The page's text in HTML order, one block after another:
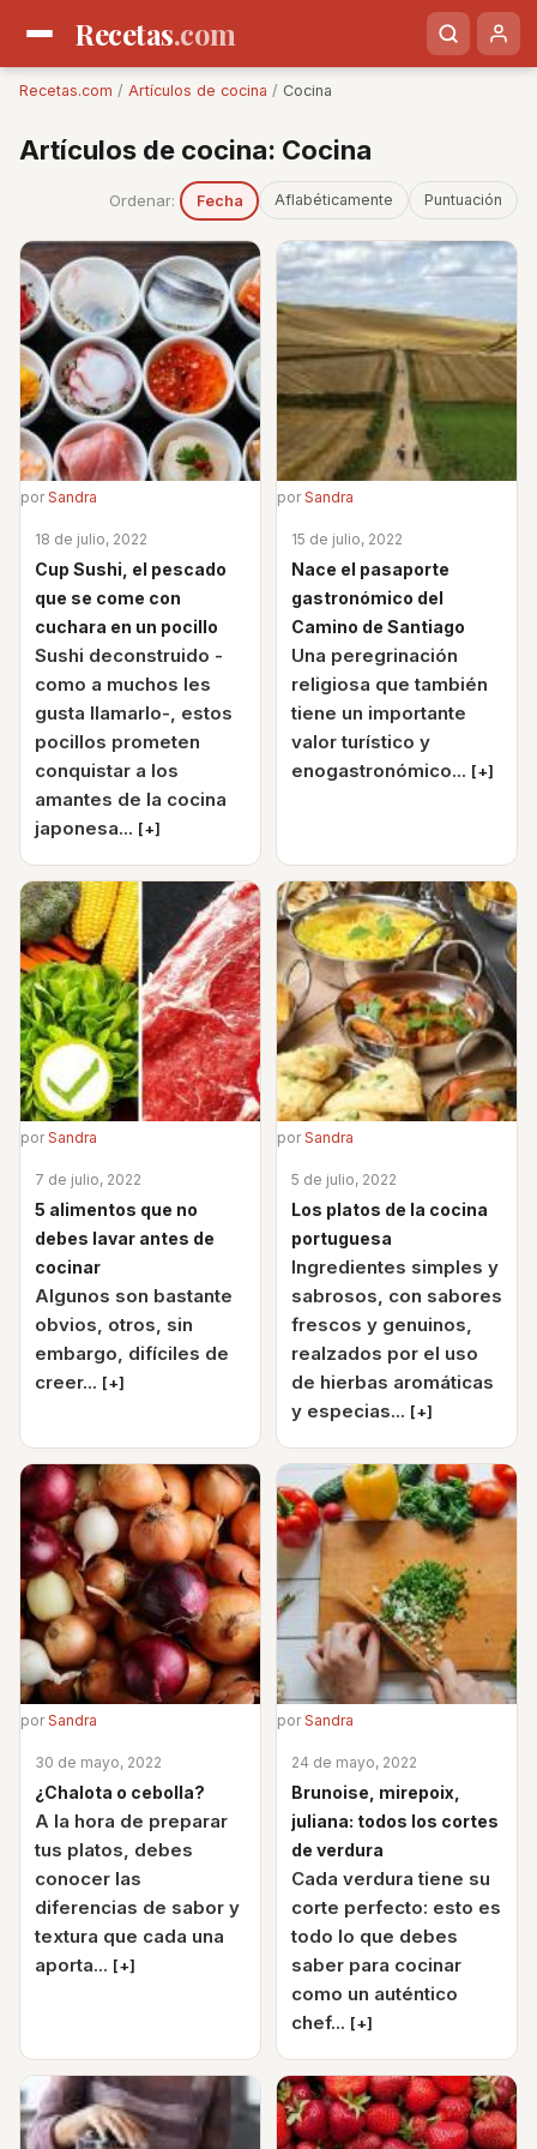
Recetas.com
Recetas.com / Artículos de cocina / Cocina
Artículos de cocina: Cocina
Ordenar: Fecha Aflabéticamente Puntuación
porSandra
18 de julio, 2022
Cup Sushi, el pescado
que se come con
cuchara en un pocillo
Sushi deconstruido -
como a muchos les
gusta llamarlo-, estos
pocillos prometen
conquistar a los
amantes de la cocina
japonesa... [+]
porSandra
15 de julio, 2022
Nace el pasaporte
gastronómico del
Camino de Santiago
Una peregrinación
religiosa que también
tiene un importante
valor turístico y
enogastronómico... [+]
porSandra
7 de julio, 2022
5 alimentos que no
debes lavar antes de
cocinar
Algunos son bastante
obvios, otros, sin
embargo, difíciles de
creer... [+]
porSandra
5 de julio, 2022
Los platos de la cocina
portuguesa
Ingredientes simples y
sabrosos, con sabores
frescos y genuinos,
realzados por el uso
de hierbas aromáticas
y especias... [+]
porSandra
30 de mayo, 2022
¿Chalota o cebolla?
A la hora de preparar
tus platos, debes
conocer las
diferencias de sabor y
textura que cada una
aporta... [+]
porSandra
24 de mayo, 2022
Brunoise, mirepoix,
juliana: todos los cortes
de verdura
Cada verdura tiene su
corte perfecto: esto es
todo lo que debes
saber para cocinar
como un auténtico
chef... [+]